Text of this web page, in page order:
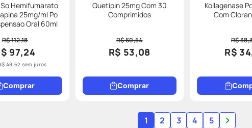
Hemifumarato
25mg/ml Po
Para Suspensao Oral 60ml
R$ 112,18
97,24
48,62 sem juros
Comprar
Quetipin 25mg Com 30
Comprimidos
R$ 60,54
R$ 53,08
Comprar
Kollagenase
Com
R$
R$
1 2 3 4 5